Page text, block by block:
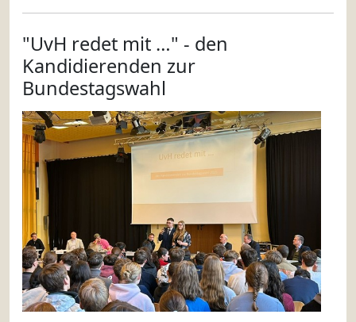
"UvH redet mit …" - den
Kandidierenden zur
Bundestagswahl